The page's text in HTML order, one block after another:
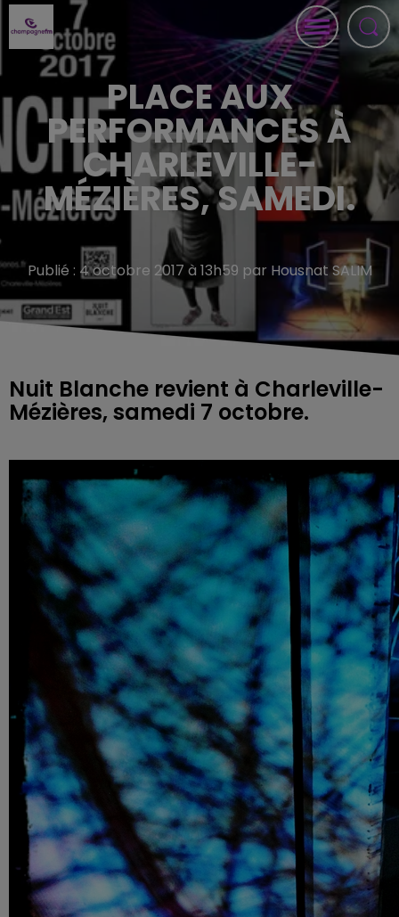
PLACE AUX
PERFORMANCES À
CHARLEVILLE-
MÉZIÈRES, SAMEDI.
Publié : 4 octobre 2017 à 13h59 par Housnat SALIM
Nuit Blanche revient à Charleville-
Mézières, samedi 7 octobre.